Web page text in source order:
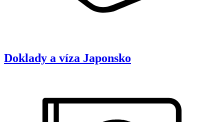
Doklady a víza Japonsko